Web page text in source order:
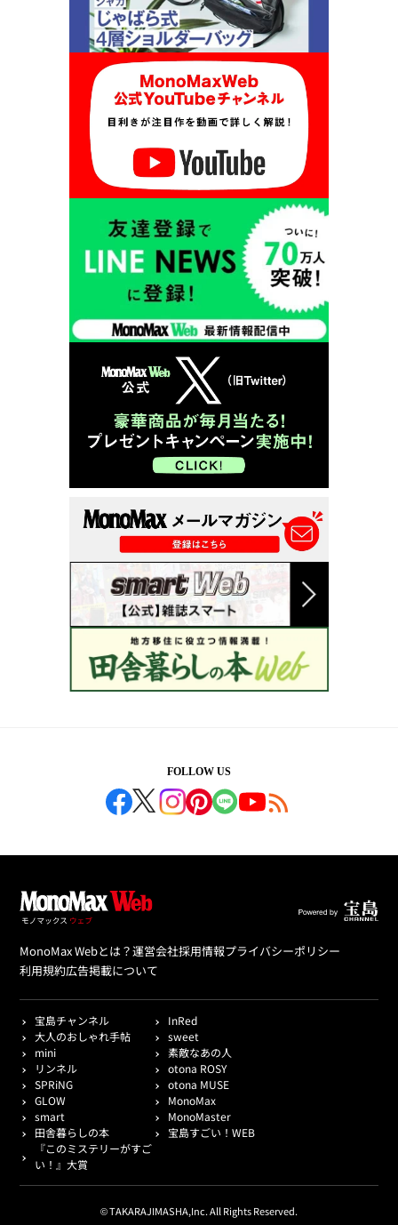
FOLLOW US
MonoMax Webとは？運営会社採用情報プライバシーポリシー
利用規約広告掲載について
宝島チャンネル
InRed
大人のおしゃれ手帖
sweet
mini
素敵なあの人
リンネル
otona ROSY
SPRiNG
otona MUSE
GLOW
MonoMax
smart
MonoMaster
田舎暮らしの本
宝島すごい！WEB
『このミステリーがすご
い！』大賞
© TAKARAJIMASHA,Inc. All Rights Reserved.